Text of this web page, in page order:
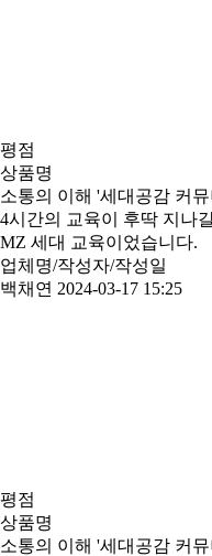
평점
상품명
소통의 이해 '세대공감 커
4시간의 교육이 후딱 지나
MZ 세대 교육이었습니다.
업체명/작성자/작성일
백채연 2024-03-17 15:25
평점
상품명
소통의 이해 '세대공감 커